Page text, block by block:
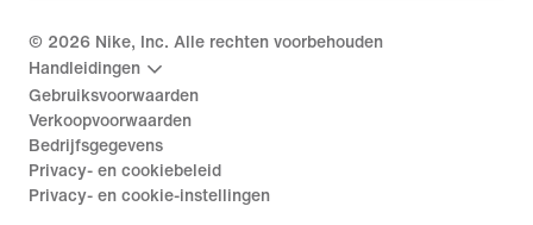
© 2026 Nike, Inc. Alle rechten voorbehouden
Handleidingen
Gebruiksvoorwaarden
Verkoopvoorwaarden
Bedrijfsgegevens
Privacy- en cookiebeleid
Privacy- en cookie-instellingen